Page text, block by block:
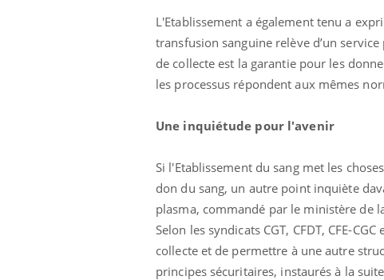
L'Etablissement a également tenu a
transfusion sanguine relève d’un
de collecte est la garantie pour les
les processus répondent aux mêmes
Une inquiétude pour l'avenir
Si l'Etablissement du sang met les
don du sang, un autre point inquiète
plasma, commandé par le ministère de
Selon les syndicats CGT, CFDT, CFE-
collecte et de permettre à une autre
principes sécuritaires, instaurés à la
Eczéma Chronique des Mains :
expliquer ma maladieYoutube
Il y a des sujets qui sont faciles à aborder...
Youtube